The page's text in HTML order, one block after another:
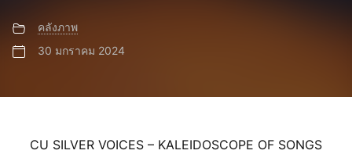
คลังภาพ
30 มกราคม 2024
CU SILVER VOICES – KALEIDOSCOPE OF SONGS